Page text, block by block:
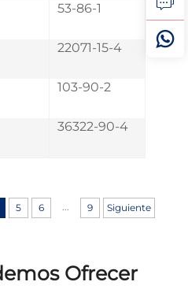
53-86-1
22071-15-4
103-90-2
36322-90-4
5 6 ... 9 Siguiente
Ofrecer